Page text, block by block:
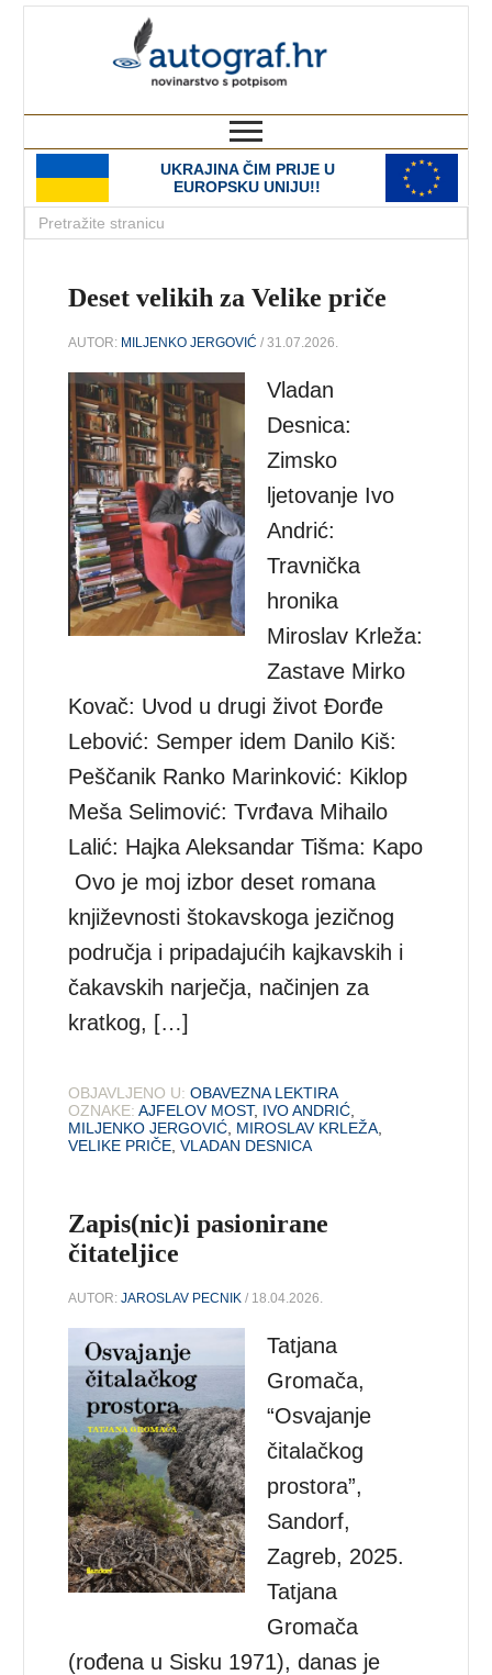
UKRAJINA ČIM PRIJE U
EUROPSKU UNIJU!!
Deset velikih za Velike priče
AUTOR: MILJENKO JERGOVIĆ / 31.07.2026.
Vladan
Desnica:
Zimsko
ljetovanje Ivo
Andrić:
Travnička
hronika
Miroslav Krleža:
Zastave Mirko
Kovač: Uvod u drugi život Đorđe
Lebović: Semper idem Danilo Kiš:
Peščanik Ranko Marinković: Kiklop
Meša Selimović: Tvrđava Mihailo
Lalić: Hajka Aleksandar Tišma: Kapo
Ovo je moj izbor deset romana
književnosti štokavskoga jezičnog
područja i pripadajućih kajkavskih i
čakavskih narječja, načinjen za
kratkog, […]
OBJAVLJENO U: OBAVEZNA LEKTIRA
OZNAKE: AJFELOV MOST, IVO ANDRIĆ
MILJENKO JERGOVIĆ MIROSLAV KRLEŽA
VELIKE PRIČE ,VLADAN DESNICA
Zapis(nic)i pasionirane
čitateljice
AUTOR:JAROSLAV PECNIK / 18.04.2026.
Tatjana
Gromača,
“Osvajanje
čitalačkog
prostora”,
Sandorf,
Zagreb, 2025.
Tatjana
Gromača
(rođena u Sisku 1971), danas je